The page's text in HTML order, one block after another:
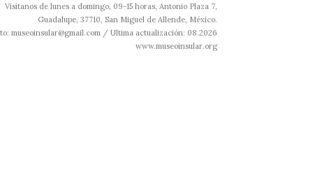
Visítanos de lunes a domingo, 09-15 horas, Antonio Plaza 7,
Guadalupe, 37710, San Miguel de Allende, México.
museoinsular@gmail.com / Ultima actualización: 08.2026
www.museoinsular.org